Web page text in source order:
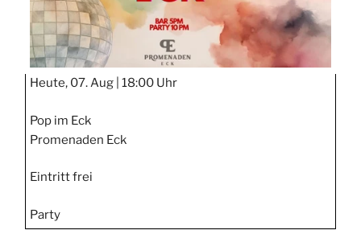
Heute, 07. Aug | 18:00 Uhr
Pop im Eck
Promenaden Eck
Eintritt frei
Party